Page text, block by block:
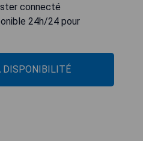
connecté
24h/24 pour
DISPONIBILITÉ